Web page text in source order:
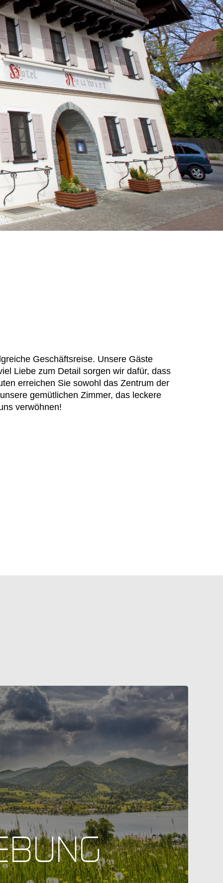
Geschäftsreise. Unsere Gäste
Liebe zum Detail sorgen wir dafür, dass
erreichen Sie sowohl das Zentrum der
gemütlichen Zimmer, das leckere
verwöhnen!